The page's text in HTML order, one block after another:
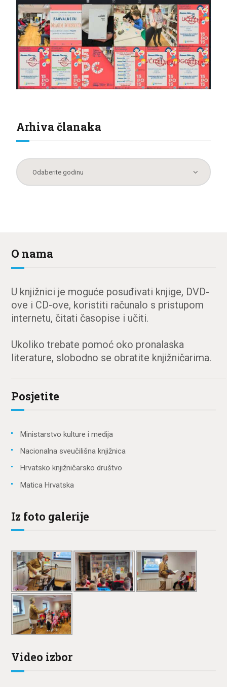
Arhiva članaka
O nama
U knjižnici je moguće posuđivati knjige, DVD-
ove i CD-ove, koristiti računalo s pristupom
internetu, čitati časopise i učiti.
Ukoliko trebate pomoć oko pronalaska
literature, slobodno se obratite knjižničarima.
Posjetite
Ministarstvo kulture i medija
Nacionalna sveučilišna knjižnica
Hrvatsko knjižničarsko društvo
Matica Hrvatska
Iz foto galerije
Video izbor